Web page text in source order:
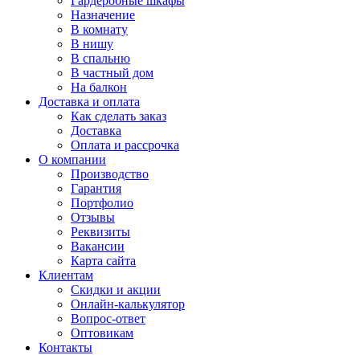
Назначение
В комнату
В нишу
В спальню
В частный дом
На балкон
Доставка и оплата
Как сделать заказ
Доставка
Оплата и рассрочка
О компании
Производство
Гарантия
Портфолио
Отзывы
Реквизиты
Вакансии
Карта сайта
Клиентам
Скидки и акции
Онлайн-калькулятор
Вопрос-ответ
Оптовикам
Контакты